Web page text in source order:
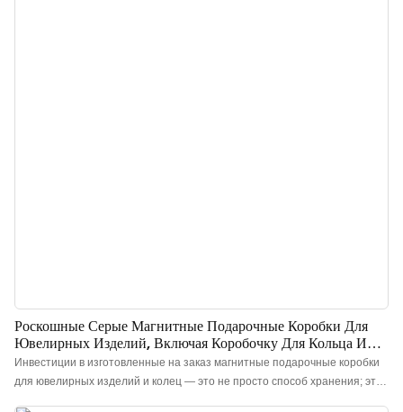
Роскошные Серые Магнитные Подарочные Коробки Для
Ювелирных Изделий, Включая Коробочку Для Кольца И
Коробочку Для Сережек.
Инвестиции в изготовленные на заказ магнитные подарочные коробки
для ювелирных изделий и колец — это не просто способ хранения; это